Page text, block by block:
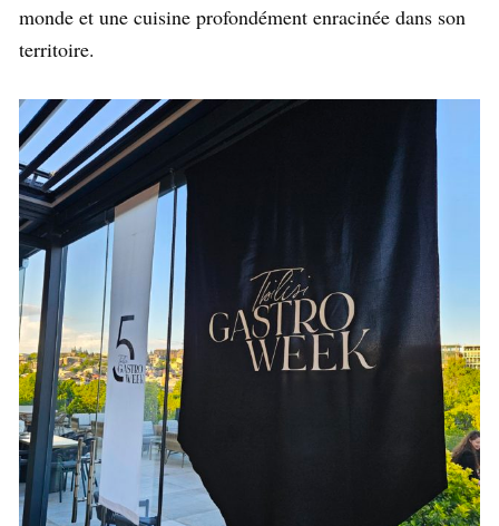
monde et une cuisine profondément enracinée dans son
territoire.